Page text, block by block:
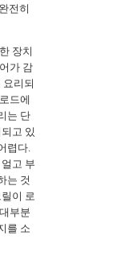
전히
장치
가 감
리되
드에
는 단
고 있
렵다.
고 부
는 것
이 로
부분
를 소